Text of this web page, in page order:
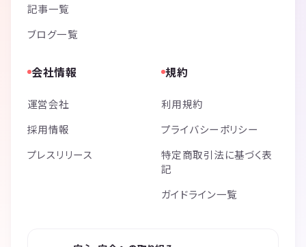
記事一覧
ブログ一覧
会社情報
運営会社
採用情報
プレスリリース
規約
利用規約
プライバシーポリシー
特定商取引法に基づく表
記
ガイドライン一覧